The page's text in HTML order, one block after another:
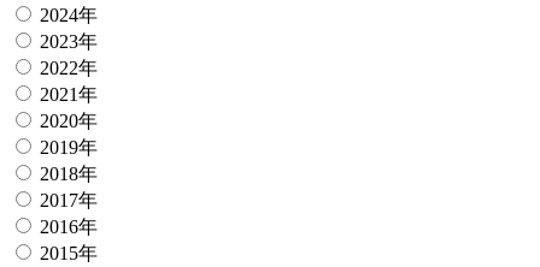
2024年
2023年
2022年
2021年
2020年
2019年
2018年
2017年
2016年
2015年